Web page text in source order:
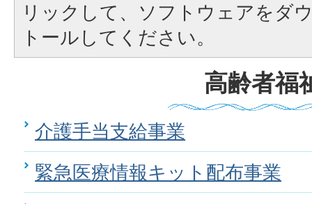
リックして、ソフトウェアをダ
トールしてください。
高齢者福
介護手当支給事業
緊急医療情報キット配布事業